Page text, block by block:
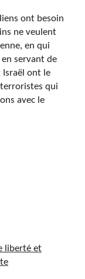
ont besoin
ne veulent
en qui
servant de
Israël ont le
qui
avec le
liberté et